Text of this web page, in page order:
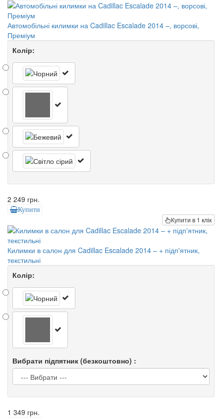
Автомобільні килимки на Cadillac Escalade 2014 –, ворсові,
Преміум
Колір:
2 249 грн.
Купити
Купити в 1 клік
Килимки в салон для Cadillac Escalade 2014 – + підп'ятник,
текстильні
Колір:
Вибрати підпятник (безкоштовно) :
1 349 грн.